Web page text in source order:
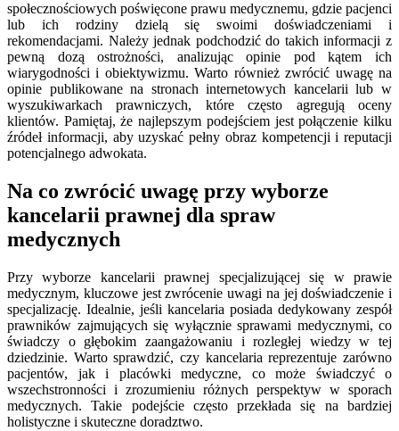
społecznościowych poświęcone prawu medycznemu, gdzie pacjenci
lub ich rodziny dzielą się swoimi doświadczeniami i
rekomendacjami. Należy jednak podchodzić do takich informacji z
pewną dozą ostrożności, analizując opinie pod kątem ich
wiarygodności i obiektywizmu. Warto również zwrócić uwagę na
opinie publikowane na stronach internetowych kancelarii lub w
wyszukiwarkach prawniczych, które często agregują oceny
klientów. Pamiętaj, że najlepszym podejściem jest połączenie kilku
źródeł informacji, aby uzyskać pełny obraz kompetencji i reputacji
potencjalnego adwokata.
Na co zwrócić uwagę przy wyborze
kancelarii prawnej dla spraw
medycznych
Przy wyborze kancelarii prawnej specjalizującej się w prawie
medycznym, kluczowe jest zwrócenie uwagi na jej doświadczenie i
specjalizację. Idealnie, jeśli kancelaria posiada dedykowany zespół
prawników zajmujących się wyłącznie sprawami medycznymi, co
świadczy o głębokim zaangażowaniu i rozległej wiedzy w tej
dziedzinie. Warto sprawdzić, czy kancelaria reprezentuje zarówno
pacjentów, jak i placówki medyczne, co może świadczyć o
wszechstronności i zrozumieniu różnych perspektyw w sporach
medycznych. Takie podejście często przekłada się na bardziej
holistyczne i skuteczne doradztwo.